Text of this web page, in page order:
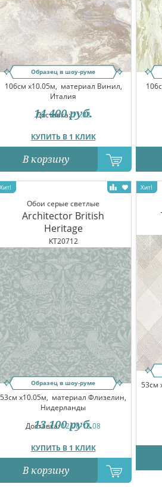
Образец в шоу-руме
106см x10.05м, материал Винил,
Италия
Доставка:11.08
КУПИТЬ В 1 КЛИК
14 400 руб.
В корзину
Обои серые светлые
Architector British
Heritage
KT20712
Образец в шоу-руме
53см x10.05м, материал Флизелин,
Нидерланды
Доставка:12.08-13.08
КУПИТЬ В 1 КЛИК
13 100 руб.
В корзину
53см